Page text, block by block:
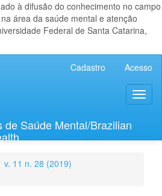
à difusão do conhecimento no campo
área da saúde mental e atenção
Federal de Santa Catarina,
Cadastro Acesso
de Saúde Mental/Brazilian
v. 11 n. 28 (2019)